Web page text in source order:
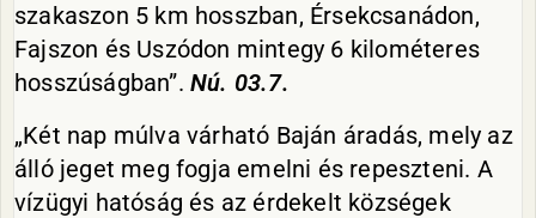
szakaszon 5 km hosszban, Érsekcsanádon,
Fajszon és Uszódon mintegy 6 kilométeres
hosszúságban”. Nú. 03.7.
„Két nap múlva várható Baján áradás, mely az
álló jeget meg fogja emelni és repeszteni. A
vízügyi hatóság és az érdekelt községek